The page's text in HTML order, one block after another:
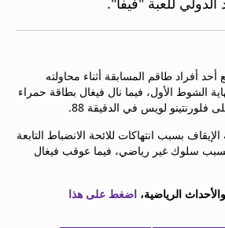
beIN
أفراد طاقم المسابقة أثناء محاولته
الشوط الأول، فيما نال فيغال بطاقة حمراء
فلورنتينو لويس في الدقيقة 88.
بسبب انتهاكات للائحة الانضباط التابعة
بسبب سلوك غير رياضي، فيما عوقب فيغال
الرياضية، اضغط على هذا